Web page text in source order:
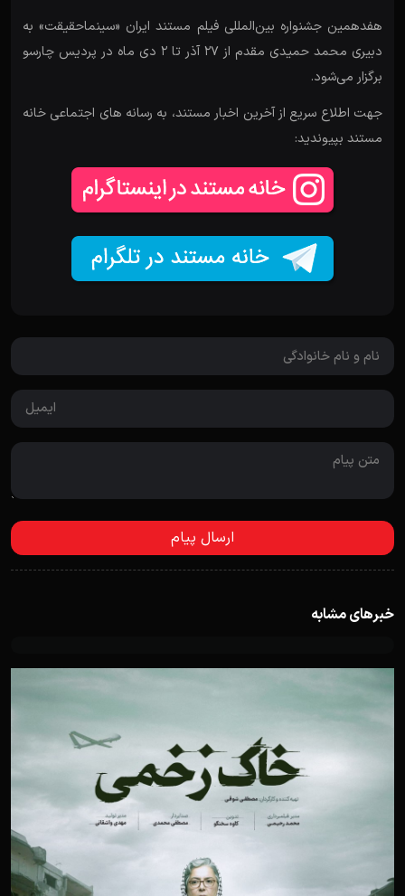
هفدهمین جشنواره بین‌المللی فیلم مستند ایران «سینماحقیقت» به
دبیری محمد حمیدی مقدم از 27 آذر تا 2 دی ماه در پردیس چارسو
برگزار می‌شود.
جهت اطلاع سریع از آخرین اخبار مستند، به رسانه های اجتماعی خانه
مستند بپیوندید:
خبرهای مشابه